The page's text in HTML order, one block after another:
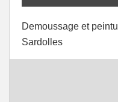
Demoussage et
Sardolles